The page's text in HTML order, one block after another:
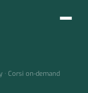
· Corsi on-demand